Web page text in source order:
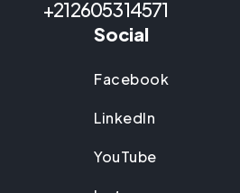
+212605314571
Social
Facebook
LinkedIn
YouTube